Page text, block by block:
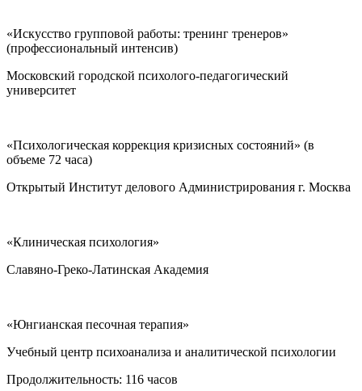
«Искусство групповой работы: тренинг тренеров»
(профессиональный интенсив)
Московский городской психолого-педагогический
университет
«Психологическая коррекция кризисных состояний» (в
объеме 72 часа)
Открытый Институт делового Администрирования г. Москва
«Клиническая психология»
Cлавяно-Греко-Латинская Академия
«Юнгианская песочная терапия»
Учебный центр психоанализа и аналитической психологии
Продолжительность: 116 часов